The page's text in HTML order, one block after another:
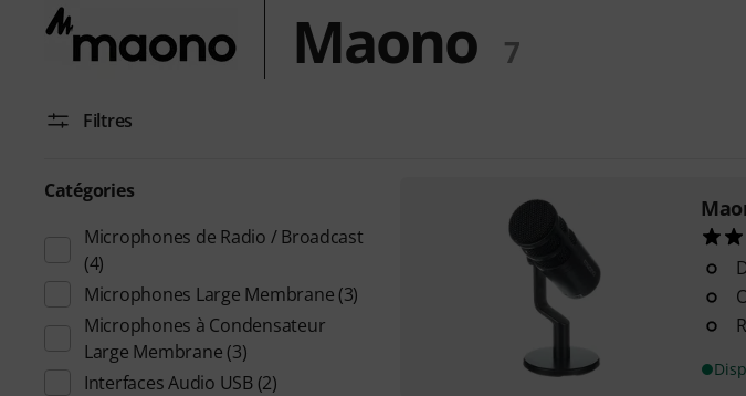
Maono 7
Filtres
Catégories
Microphones de Radio / Broadcast
(4)
Microphones Large Membrane (3)
Microphones à Condensateur
Large Membrane (3)
Interfaces Audio USB(2)